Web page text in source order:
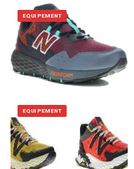
EQUIPEMENT
EQUIPEMENT